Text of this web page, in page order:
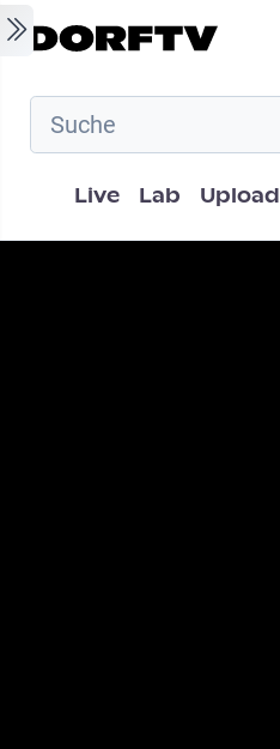
Skip to main content
Hauptnavigation
Live Lab Upload